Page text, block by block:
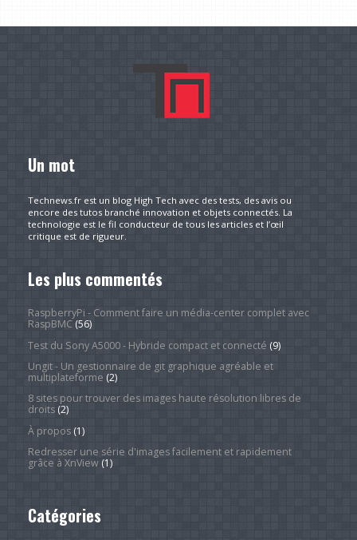
Un mot
Technews.fr est un blog High Tech avec des tests, des avis ou
encore des tutos branché innovation et objets connectés. La
technologie est le fil conducteur de tous les articles et l’œil
critique est de rigueur.
Les plus commentés
RaspberryPi - Comment faire un média-center complet avec
RaspBMC(56)
Test du Sony A5000 - Hybride compact et connecté (9)
Ungit - Un gestionnaire de git graphique agréable et
multiplateforme (2)
8 sites pour trouver des images haute résolution libres de
droits(2)
À propos(1)
Redresser une série d'images facilement et rapidement
grâce à XnView(1)
Catégories